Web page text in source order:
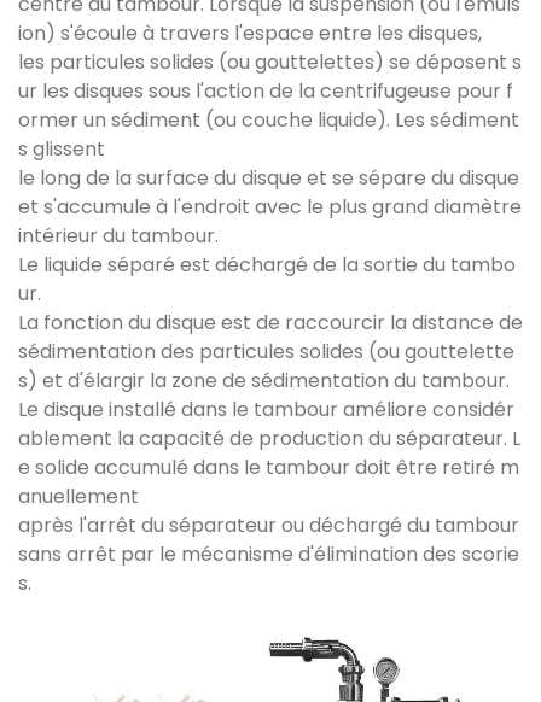
ion) s'écoule à travers l'espace entre les disques,
les particules solides (ou gouttelettes) se déposent s
ur les disques sous l'action de la centrifugeuse pour f
ormer un sédiment (ou couche liquide). Les sédiment
s glissent
le long de la surface du disque et se sépare du disque
et s'accumule à l'endroit avec le plus grand diamètre
intérieur du tambour.
Le liquide séparé est déchargé de la sortie du tambo
ur.
La fonction du disque est de raccourcir la distance de
sédimentation des particules solides (ou gouttelette
s) et d'élargir la zone de sédimentation du tambour.
Le disque installé dans le tambour améliore considér
ablement la capacité de production du séparateur. L
e solide accumulé dans le tambour doit être retiré m
anuellement
après l'arrêt du séparateur ou déchargé du tambour
sans arrêt par le mécanisme d'élimination des scorie
s.